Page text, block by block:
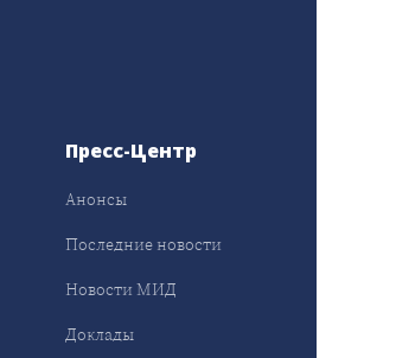
Пресс-Центр
Анонсы
Последние новости
Новости МИД
Доклады